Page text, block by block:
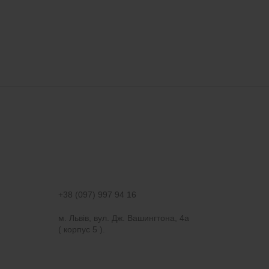
+38 (097) 997 94 16
м. Львів, вул. Дж. Вашингтона, 4а
( корпус 5 ).